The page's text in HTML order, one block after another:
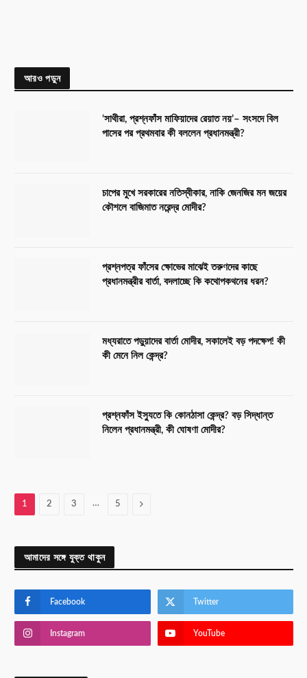
আরও পড়ুন
‘সাথীরা, প্রশ্নফাঁস মাফিয়াদের রেয়াত নয়’– সংসদে বিল
পাসের পর প্রথমবার কী বললেন প্রধানমন্ত্রী?
চাপের মুখে সরকারের নতিস্বীকার, নাকি জেনজির মন জয়ের
কৌশলে বাজিমাত নরেন্দ্র মোদীর?
প্রশ্নপত্র ফাঁসের ক্ষোভের মাঝেই তরুণদের কাছে
প্রধানমন্ত্রীর বার্তা, বদলাচ্ছে কি কথোপকথনের ধরন?
মধ্যরাতে পড়ুয়াদের বার্তা মোদীর, সকালেই বড় পদক্ষেপ! কী
কী মেনে নিল কেন্দ্র?
প্রশ্নফাঁস ইস্যুতে কি কোনঠাসা কেন্দ্র? বড় সিদ্ধান্ত
নিলেন প্রধানমন্ত্রী, কী ঘোষণা মোদীর?
1 2 3 … 5 Next
আমাদের সঙ্গে যুক্ত থাকুন
Facebook Twitter
Instagram YouTube